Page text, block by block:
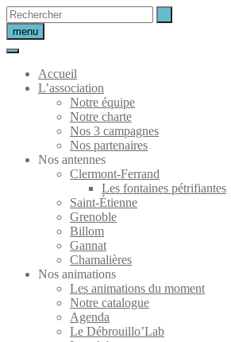
Skip
to
content
menu
Accueil
L’association
Notre équipe
Notre charte
Nos 3 campagnes
Nos partenaires
Nos antennes
Clermont-Ferrand
Les fontaines pétrifiantes
Saint-Étienne
Grenoble
Billom
Gannat
Chamalières
Nos animations
Les animations du moment
Notre catalogue
Agenda
Le Débrouillo’Lab